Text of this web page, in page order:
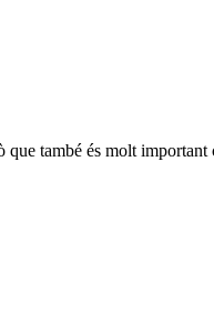
també és molt